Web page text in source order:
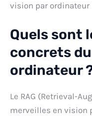
vision par ordinateur
Quels sont
concrets du
ordinateur
Le RAG (Retrieval-
merveilles en vision